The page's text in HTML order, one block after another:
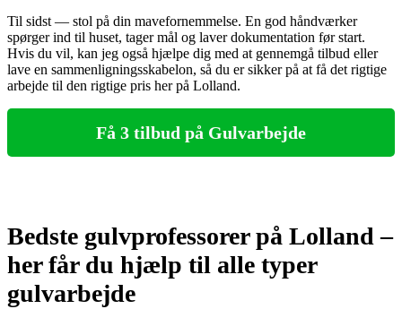
Til sidst — stol på din mavefornemmelse. En god håndværker
spørger ind til huset, tager mål og laver dokumentation før start.
Hvis du vil, kan jeg også hjælpe dig med at gennemgå tilbud eller
lave en sammenligningsskabelon, så du er sikker på at få det rigtige
arbejde til den rigtige pris her på Lolland.
Få 3 tilbud på Gulvarbejde
Bedste gulvprofessorer på Lolland –
her får du hjælp til alle typer
gulvarbejde